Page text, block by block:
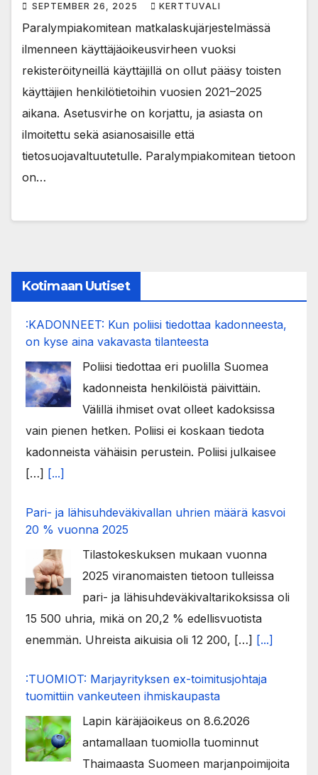
SEPTEMBER 26, 2025 KERTTUVALI
Paralympiakomitean matkalaskujärjestelmässä
ilmenneen käyttäjäoikeusvirheen vuoksi
rekisteröityneillä käyttäjillä on ollut pääsy toisten
käyttäjien henkilötietoihin vuosien 2021–2025
aikana. Asetusvirhe on korjattu, ja asiasta on
ilmoitettu sekä asianosaisille että
tietosuojavaltuutetulle. Paralympiakomitean tietoon
on…
Kotimaan Uutiset
:KADONNEET: Kun poliisi tiedottaa kadonneesta,
on kyse aina vakavasta tilanteesta
Poliisi tiedottaa eri puolilla Suomea
kadonneista henkilöistä päivittäin.
Välillä ihmiset ovat olleet kadoksissa
vain pienen hetken. Poliisi ei koskaan tiedota
kadonneista vähäisin perustein. Poliisi julkaisee
[…] [...]
Pari- ja lähisuhdeväkivallan uhrien määrä kasvoi
20 % vuonna 2025
Tilastokeskuksen mukaan vuonna
2025 viranomaisten tietoon tulleissa
pari- ja lähisuhdeväkivaltarikoksissa oli
15 500 uhria, mikä on 20,2 % edellisvuotista
enemmän. Uhreista aikuisia oli 12 200, […] [...]
:TUOMIOT: Marjayrityksen ex-toimitusjohtaja
tuomittiin vankeuteen ihmiskaupasta
Lapin käräjäoikeus on 8.6.2026
antamallaan tuomiolla tuominnut
Thaimaasta Suomeen marjanpoimijoita